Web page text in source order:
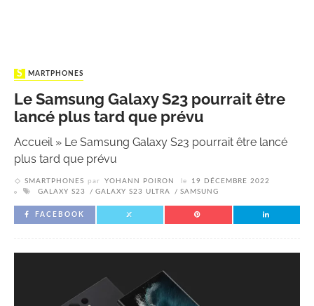
SMARTPHONES
Le Samsung Galaxy S23 pourrait être
lancé plus tard que prévu
Accueil» Le Samsung Galaxy S23 pourrait être lancé
plus tard que prévu
SMARTPHONES par YOHANN POIRON le
19 DÉCEMBRE 2022
GALAXY S23
GALAXY S23 ULTRA SAMSUNG
FACEBOOK